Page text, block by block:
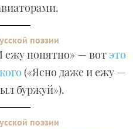
поэзии
понятно» — вот это
(«Ясно даже и ежу —
буржуй»).
поэзии